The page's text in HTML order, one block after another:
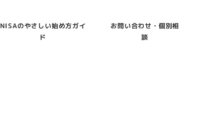
NISAのやさしい始め方ガイ
ド
お問い合わせ・個別相
談